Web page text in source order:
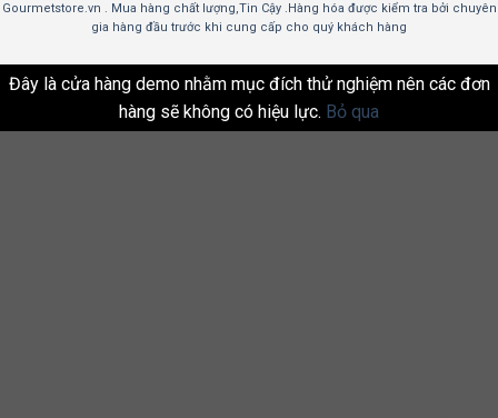
Gourmetstore.vn . Mua hàng chất lượng,Tin Cậy .Hàng hóa được kiểm tra bởi chuyên
gia hàng đầu trước khi cung cấp cho quý khách hàng
Đây là cửa hàng demo nhằm mục đích thử nghiệm nên các đơn
hàng sẽ không có hiệu lực. Bỏ qua